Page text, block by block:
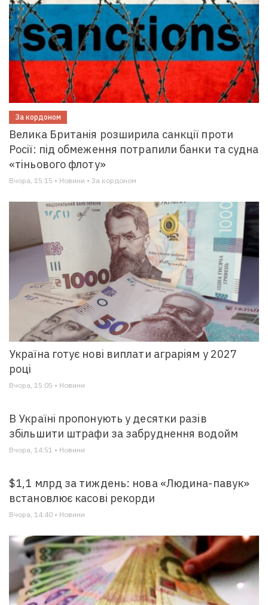
За кордоном
Велика Британія розширила санкції проти
Росії: під обмеження потрапили банки та судна
«тіньового флоту»
Вчора, 15:15 • Новини • За кордоном
Україна готує нові виплати аграріям у 2027
році
Вчора, 15:05 • Новини
В Україні пропонують у десятки разів
збільшити штрафи за забруднення водойм
Вчора, 14:51 • Новини
$1,1 млрд за тиждень: нова «Людина-павук»
встановлює касові рекорди
Вчора, 14:40 • Новини